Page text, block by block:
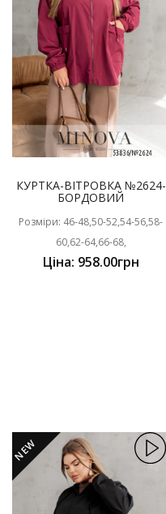
КУРТКА-ВІТРОВКА №2624-
БОРДОВИЙ
Розміри: 46-48,50-52,54-56,58-
60,62-64,66-68,
Ціна: 958.00грн
NEW